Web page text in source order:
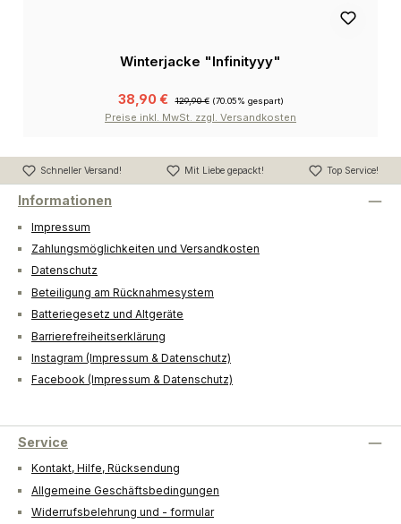
Winterjacke "Infinityyy"
38,90 € 129,90 € (70.05% gespart)
Preise inkl. MwSt. zzgl. Versandkosten
Schneller Versand! Mit Liebe gepackt! Top Service!
Informationen
Impressum
Zahlungsmöglichkeiten und Versandkosten
Datenschutz
Beteiligung am Rücknahmesystem
Batteriegesetz und Altgeräte
Barrierefreiheitserklärung
Instagram (Impressum & Datenschutz)
Facebook (Impressum & Datenschutz)
Service
Kontakt, Hilfe, Rücksendung
Allgemeine Geschäftsbedingungen
Widerrufsbelehrung und - formular